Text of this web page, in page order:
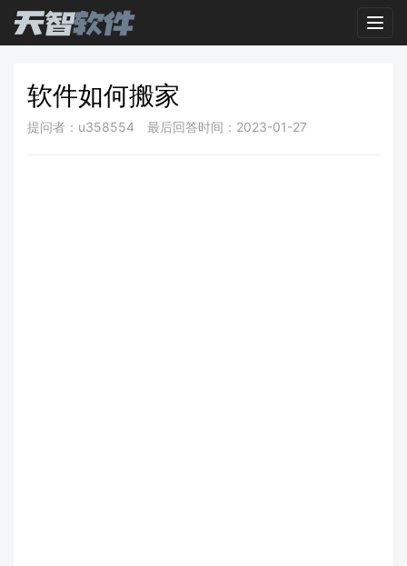
软件如何搬家
提问者：u358554 最后回答时间：2023-01-27